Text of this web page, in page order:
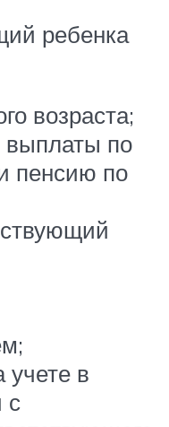
ребенка
возраста;
по
пенсию по
в
с